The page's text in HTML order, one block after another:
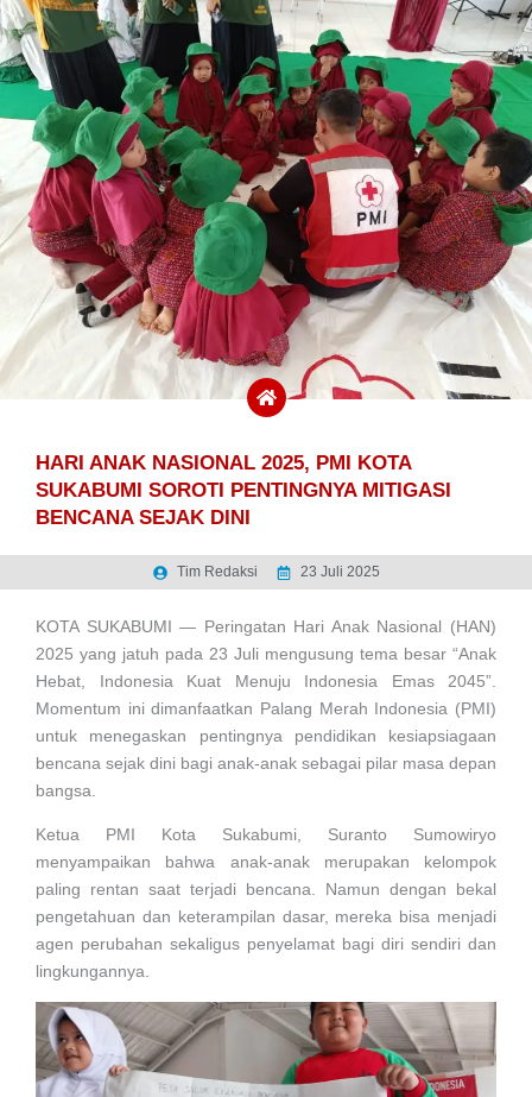
HARI ANAK NASIONAL 2025, PMI KOTA
SUKABUMI SOROTI PENTINGNYA MITIGASI
BENCANA SEJAK DINI
Tim Redaksi 23 Juli 2025
KOTA SUKABUMI — Peringatan Hari Anak Nasional (HAN)
2025 yang jatuh pada 23 Juli mengusung tema besar “Anak
Hebat, Indonesia Kuat Menuju Indonesia Emas 2045”.
Momentum ini dimanfaatkan Palang Merah Indonesia (PMI)
untuk menegaskan pentingnya pendidikan kesiapsiagaan
bencana sejak dini bagi anak-anak sebagai pilar masa depan
bangsa.
Ketua PMI Kota Sukabumi, Suranto Sumowiryo
menyampaikan bahwa anak-anak merupakan kelompok
paling rentan saat terjadi bencana. Namun dengan bekal
pengetahuan dan keterampilan dasar, mereka bisa menjadi
agen perubahan sekaligus penyelamat bagi diri sendiri dan
lingkungannya.